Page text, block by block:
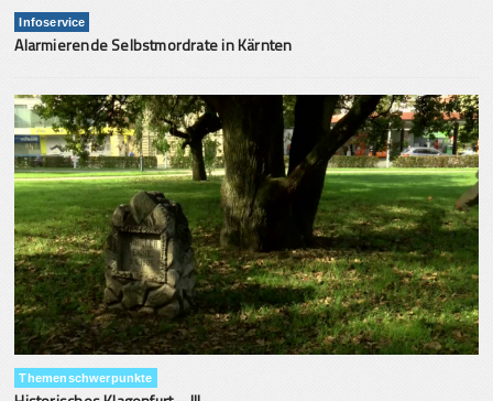
Infoservice
Alarmierende Selbstmordrate in Kärnten
Themenschwerpunkte